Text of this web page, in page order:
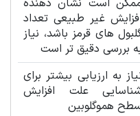
است نشان دهنده
غیر طبیعی تعداد
های قرمز باشد، نیاز
بررسی دقیق تر است
به ارزیابی بیشتر برای
علت افزایش
هموگلوبین